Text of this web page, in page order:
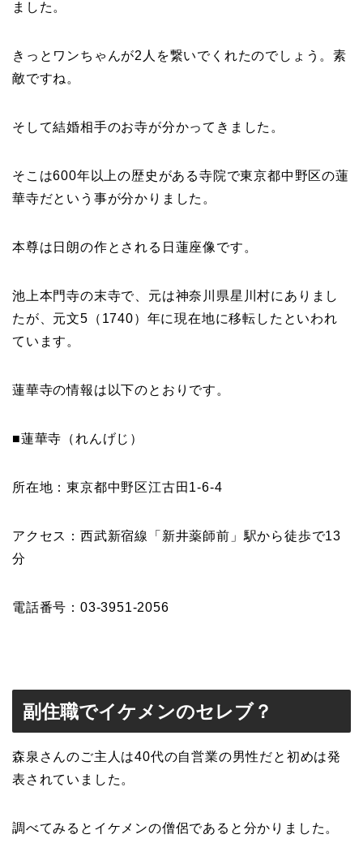
ました。
きっとワンちゃんが2人を繋いでくれたのでしょう。素
敵ですね。
そして結婚相手のお寺が分かってきました。
そこは600年以上の歴史がある寺院で東京都中野区の蓮
華寺だという事が分かりました。
本尊は日朗の作とされる日蓮座像です。
池上本門寺の末寺で、元は神奈川県星川村にありまし
たが、元文5（1740）年に現在地に移転したといわれ
ています。
蓮華寺の情報は以下のとおりです。
■蓮華寺（れんげじ）
所在地：東京都中野区江古田1-6-4
アクセス：西武新宿線「新井薬師前」駅から徒歩で13
分
電話番号：03-3951-2056
副住職でイケメンのセレブ？
森泉さんのご主人は40代の自営業の男性だと初めは発
表されていました。
調べてみるとイケメンの僧侶であると分かりました。